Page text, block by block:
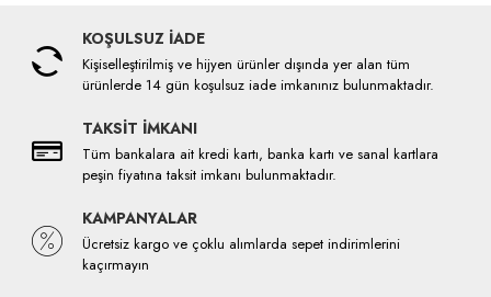
KOŞULSUZ İADE
Kişiselleştirilmiş ve hijyen ürünler dışında yer alan tüm
ürünlerde 14 gün koşulsuz iade imkanınız bulunmaktadır.
TAKSİT İMKANI
Tüm bankalara ait kredi kartı, banka kartı ve sanal kartlara
peşin fiyatına taksit imkanı bulunmaktadır.
KAMPANYALAR
Ücretsiz kargo ve çoklu alımlarda sepet indirimlerini
kaçırmayın